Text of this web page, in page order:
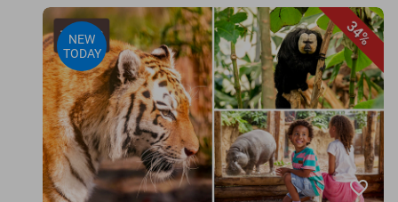
34%
NEW
TODAY
favorite_border